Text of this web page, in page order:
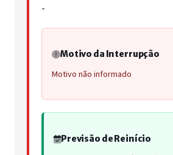
-
Motivo da Interrupção
Motivo não informado
Previsão de Reinício